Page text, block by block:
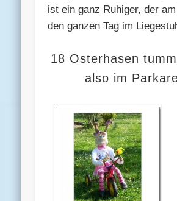
ist ein ganz Ruhiger, der
den ganzen Tag im
18 Osterhasen
also im